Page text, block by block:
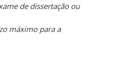
de dissertação ou
máximo para a